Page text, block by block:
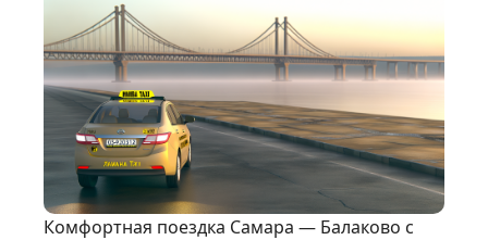
Комфортная поездка Самара — Балаково с